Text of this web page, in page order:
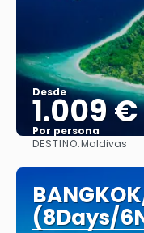
Desde
1.009 €
Por persona
DESTINO:Maldivas
(8Days/